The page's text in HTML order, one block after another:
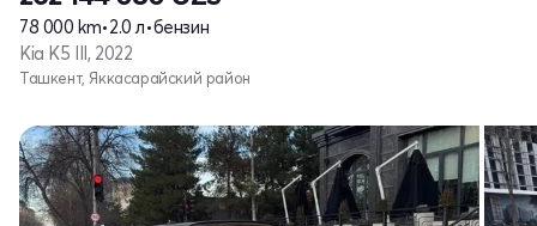
78 000 km•2.0 л•бензин
Kia K5 III, 2022
Ташкент, Яккасарайский район